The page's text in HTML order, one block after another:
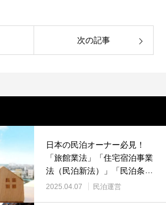
次の記事
日本の民泊オーナー必見！
「旅館業法」「住宅宿泊事業
法（民泊新法）」「民泊条
例」の比較
2025.04.07 民泊運営